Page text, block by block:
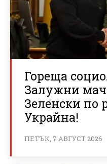
Гореща
Залужни
Зеленски по
Украйна!
ПЕТЪК, 7 АВГУСТ 2026